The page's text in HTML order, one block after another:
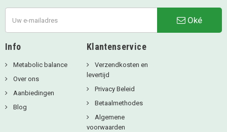
Oké
Info
Metabolic balance
Over ons
Aanbiedingen
Blog
Klantenservice
Verzendkosten en
levertijd
Privacy Beleid
Betaalmethodes
Algemene
voorwaarden